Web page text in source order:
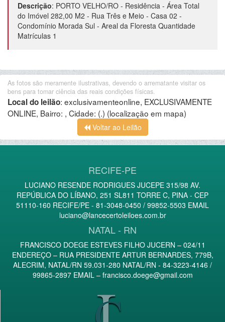
Descrição: PORTO VELHO/RO - Residência - Área Total
do Imóvel 282,00 M2 - Rua Três e Meio - Casa 02 -
Condomínio Morada Sul - Areal da Floresta Quantidade
Matrículas 1
As fotos são meramente ilustrativas, devendo o arrematante visitar os
bens para tomar ciência das reais condições físicas.
Local do leilão: exclusivamenteonline, EXCLUSIVAMENTE
ONLINE, Bairro: , Cidade: (.) (localização em mapa)
Voltar ao Leilão
RECIFE-PE
LUCIANO RESENDE RODRIGUES JUCEPE 315/98 AV.
REPÚBLICA DO LÍBANO, 251 SL811 TORRE C, PINA - CEP
51110-160 RECIFE/PE - 81-3048-0450 / 99852-5503 EMAIL
luciano@lancecertoleiloes.com.br
NATAL - RN
FRANCISCO DOEGE ESTEVES FILHO JUCERN – 024/11
ENDEREÇO – RUA PRESIDENTE ARTUR BERNARDES, 779B,
ALECRIM, NATAL/RN 59.031-280 NATAL/RN - 84-3223-4146 /
99865-2897 EMAIL – francisco.doege@gmail.com